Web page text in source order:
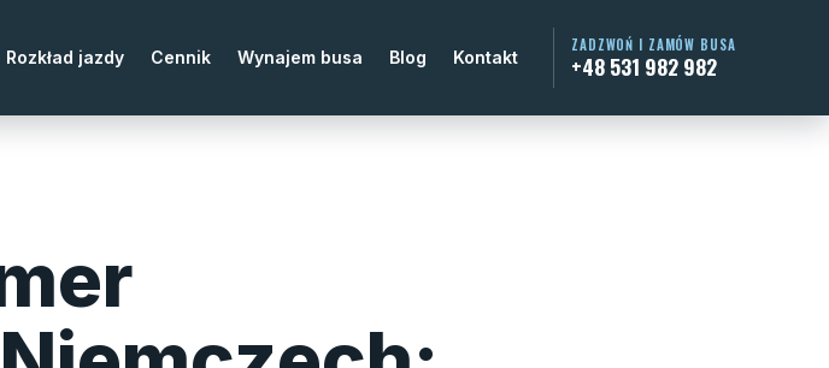
Rozkład jazdy Cennik Wynajem busa Blog Kontakt
ZADZWOŃ I ZAMÓW BUSA
+48 531 982 982